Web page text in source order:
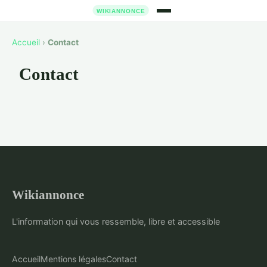
Accueil › Contact
Contact
Wikiannonce
L'information qui vous ressemble, libre et accessible
AccueilMentions légalesContact